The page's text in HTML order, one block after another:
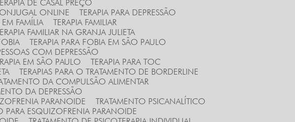
TERAPIA DE CASAL PREÇO
ONLINE
TERAPIA PARA DEPRESSÃO
EM FAMÍLIA
TERAPIA FAMILIAR
TERAPIA FAMILIAR NA GRANJA JULIETA
TERAPIA PARA FOBIA EM SÃO PAULO
COM DEPRESSÃO
EM SÃO PAULO
TERAPIA PARA TOC
TERAPIAS PARA O TRATAMENTO DE BORDERLINE
DA COMPULSÃO ALIMENTAR
DA DEPRESSÃO
PARANOIDE
TRATAMENTO PSICANALÍTICO
PARA ESQUIZOFRENIA PARANOIDE